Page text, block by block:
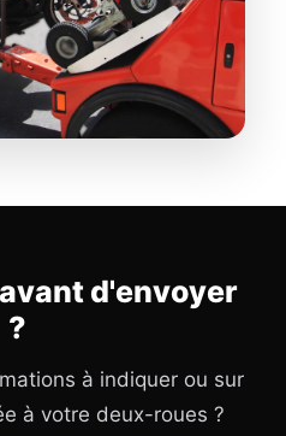
d'envoyer
?
à indiquer ou sur
à votre deux-roues ?